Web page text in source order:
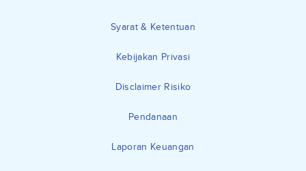
Syarat & Ketentuan
Kebijakan Privasi
Disclaimer Risiko
Pendanaan
Laporan Keuangan